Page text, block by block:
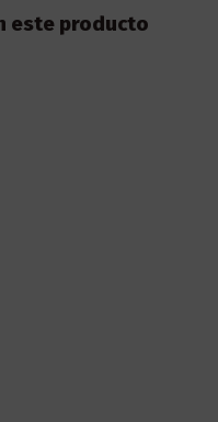
este producto